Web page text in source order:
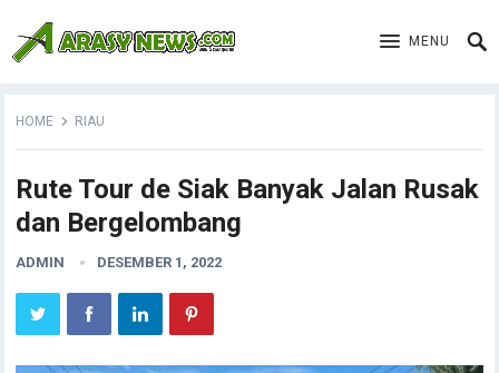
MENU
HOME RIAU
Rute Tour de Siak Banyak Jalan Rusak
dan Bergelombang
ADMIN DESEMBER 1, 2022